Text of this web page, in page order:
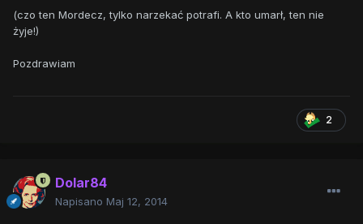
(czo ten Mordecz, tylko narzekać potrafi. A kto umarł, ten nie
żyje!)
Pozdrawiam
2
Dolar84
Napisano Maj 12, 2014